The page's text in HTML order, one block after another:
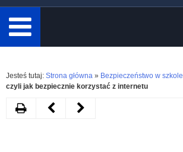
minimum
3
znaki.
Rozwiń
Jesteś tutaj: Strona główna » Bezpieczeństwo w szkole
czyli jak bezpiecznie korzystać z internetu
DrukujNastępnyPoprzedni